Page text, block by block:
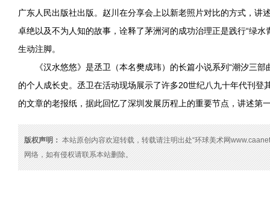
广东人民出版社出版。赵川在分享会上以新老照片对比的方式，讲
卓绝以及不为人知的故事，诠释了茅洲河的成功治理正是践行“绿水
生动注脚。
《汉水悠悠》是丞卫（本名樊成玮）的长篇小说系列“潮汐三
的个人成长史。丞卫在活动现场展示了许多20世纪八九十年代刊登
的文章的老报纸，据此回忆了深圳发展历程上的重要节点，讲述第
版权声明：本站原创内容欢迎转载，转载请注明出处“环球美术网
网络，如有侵权请联系本站删除。